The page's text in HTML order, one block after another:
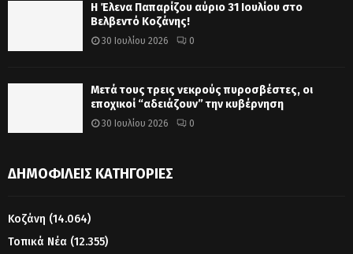
Η Έλενα Παπαρίζου αύριο 31 Ιουλίου στο
Βελβεντό Κοζάνης!
30 Ιουλίου 2026 0
Μετά τους τρεις νεκρούς πυροσβέστες, οι
εποχικοί “αδειάζουν” την κυβέρνηση
30 Ιουλίου 2026 0
ΔΗΜΟΦΙΛΕΊΣ ΚΑΤΗΓΟΡΊΕΣ
Κοζάνη (14.064)
Τοπικά Νέα (12.355)